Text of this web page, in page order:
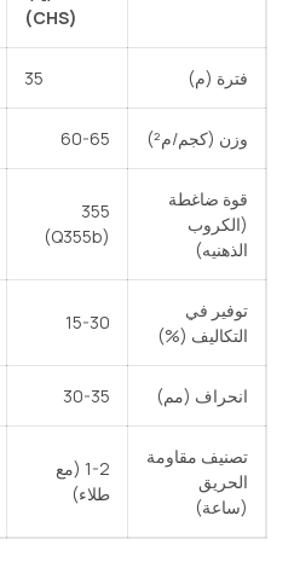
(CHS)
فترة (م) 35
وزن (كجم/م²) 60-65
قوة ضاغطة
(الكروب
الذهنيه)
355
(Q355b)
توفير في
التكاليف (%)
15-30
انحراف (مم) 30-35
تصنيف مقاومة
الحريق
(ساعة)
1-2 (مع
طلاء)